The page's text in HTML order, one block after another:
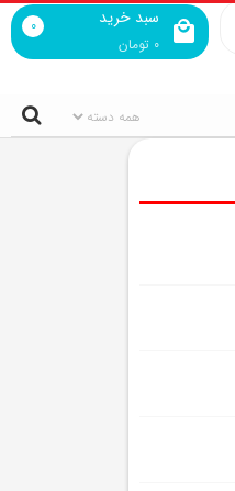
سبد خرید
0 تومان
0